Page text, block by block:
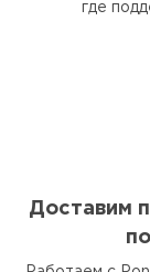
где
Доставим